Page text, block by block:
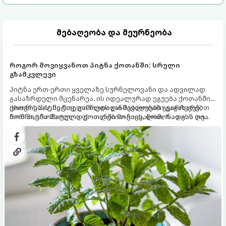
მებაღეობა და მეურნეობა
როგორ მოვიყვანოთ პიტნა ქოთანში: სრული
გზამკვლევი
პიტნა ერთ-ერთი ყველაზე სურნელოვანი და ადვილად
გასაზრდელი მცენარეა. ის იდეალურად ეგუება ქოთანში
ცხოვრებას, მეტიც, გამოცდილი მებაღეები გვირჩევენ,
რომ პიტნა მხოლოდ ქოთანში მოვიყვანოთ, რადგან ღია
გრუნტში (ბაღში) დარგვისას ის ფესვებით ძალიან
სწრაფად ვრცელდება და სხვა მცენარეებს ავიწროებს.
ქოთნის პიტნა მთელი წლის განმავლობაში გაგახარებთ
ნორჩი, არომატული ფოთლებით ჩაის, ლიმონათისა თუ
კერძებისთვის.